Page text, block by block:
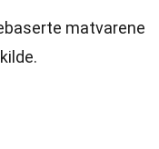
matvarene